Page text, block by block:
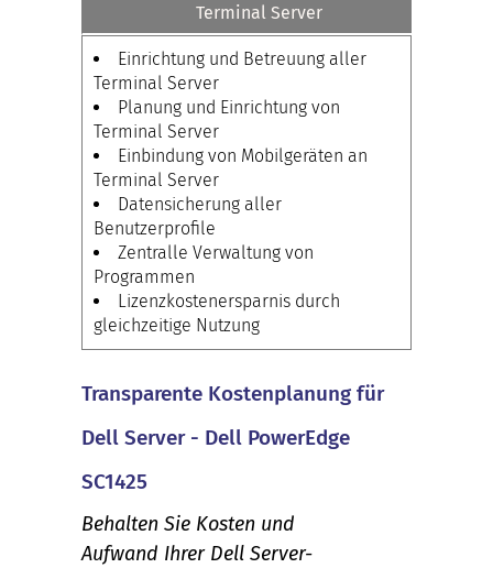
Terminal Server
Einrichtung und Betreuung aller
Terminal Server
Planung und Einrichtung von
Terminal Server
Einbindung von Mobilgeräten an
Terminal Server
Datensicherung aller
Benutzerprofile
Zentralle Verwaltung von
Programmen
Lizenzkostenersparnis durch
gleichzeitige Nutzung
Transparente Kostenplanung für
Dell Server - Dell PowerEdge
SC1425
Behalten Sie Kosten und
Aufwand Ihrer Dell Server-